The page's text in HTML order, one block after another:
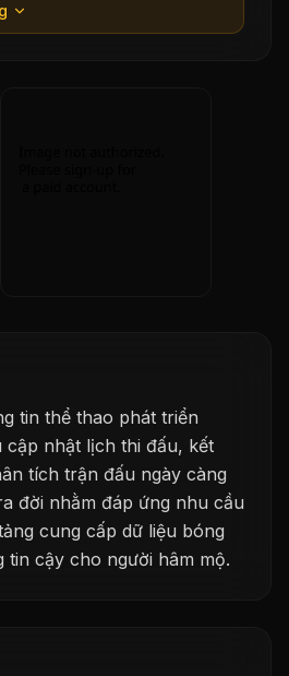
tin thể thao phát triển
cập nhật lịch thi đấu, kết
tích trận đấu ngày càng
đời nhằm đáp ứng nhu cầu
cung cấp dữ liệu bóng
tin cậy cho người hâm mộ.